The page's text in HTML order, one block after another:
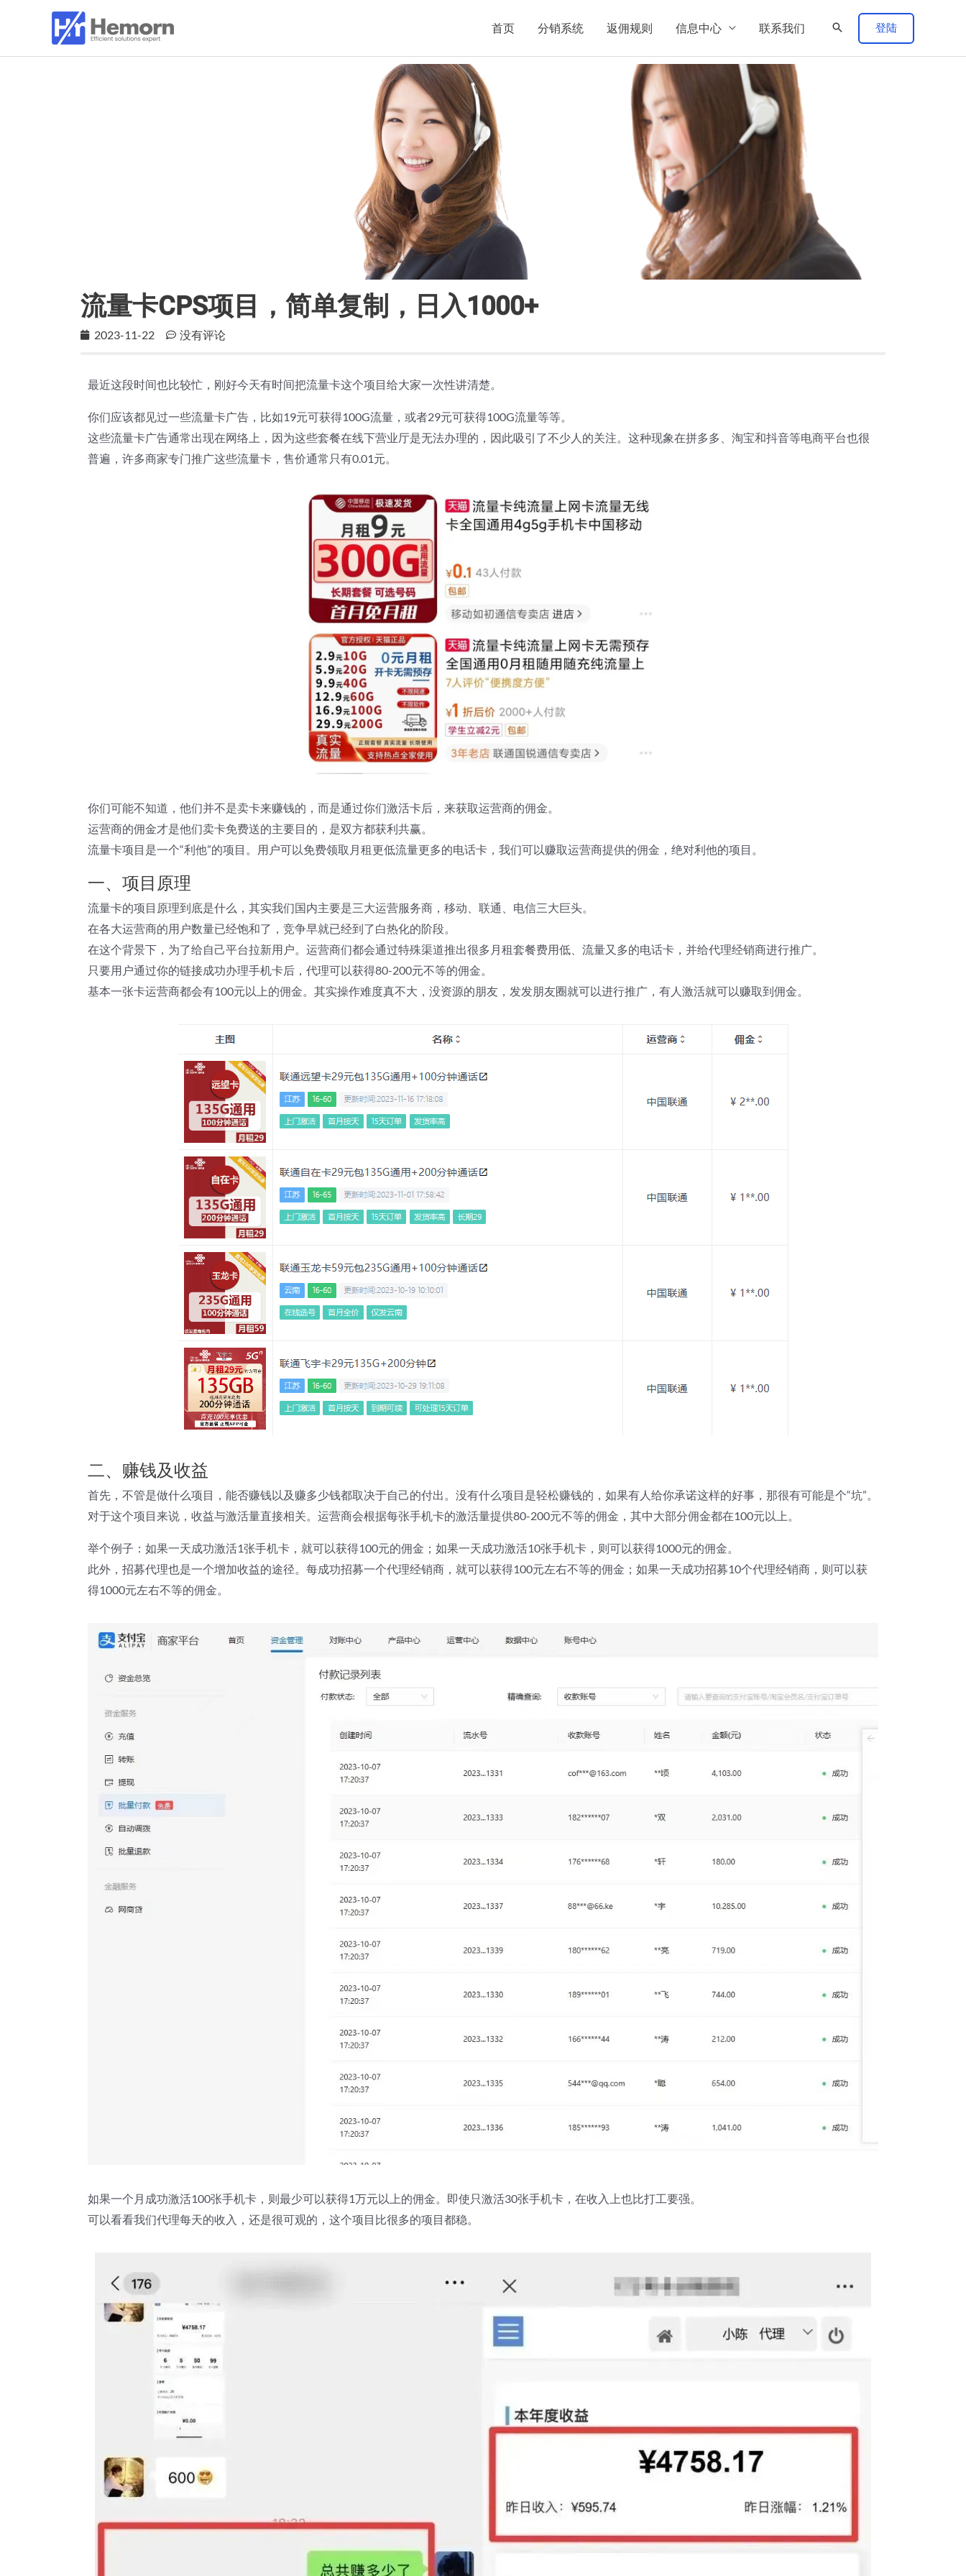
首页 分销系统 返佣规则 信息中心 联系我们 登陆
流量卡CPS项目，简单复制，日入1000+
2023-11-22 没有评论
最近这段时间也比较忙，刚好今天有时间把流量卡这个项目给大家一次性讲清楚。
你们应该都见过一些流量卡广告，比如19元可获得100G流量，或者29元可获得100G流量等等。
这些流量卡广告通常出现在网络上，因为这些套餐在线下营业厅是无法办理的，因此吸引了不少人的关注。这种现象在拼多多、淘宝和抖音等电商平台也很
普遍，许多商家专门推广这些流量卡，售价通常只有0.01元。
你们可能不知道，他们并不是卖卡来赚钱的，而是通过你们激活卡后，来获取运营商的佣金。
运营商的佣金才是他们卖卡免费送的主要目的，是双方都获利共赢。
流量卡项目是一个“利他”的项目。用户可以免费领取月租更低流量更多的电话卡，我们可以赚取运营商提供的佣金，绝对利他的项目。
一、项目原理
流量卡的项目原理到底是什么，其实我们国内主要是三大运营服务商，移动、联通、电信三大巨头。
在各大运营商的用户数量已经饱和了，竞争早就已经到了白热化的阶段。
在这个背景下，为了给自己平台拉新用户。运营商们都会通过特殊渠道推出很多月租套餐费用低、流量又多的电话卡，并给代理经销商进行推广。
只要用户通过你的链接成功办理手机卡后，代理可以获得80-200元不等的佣金。
基本一张卡运营商都会有100元以上的佣金。其实操作难度真不大，没资源的朋友，发发朋友圈就可以进行推广，有人激活就可以赚取到佣金。
二、赚钱及收益
首先，不管是做什么项目，能否赚钱以及赚多少钱都取决于自己的付出。没有什么项目是轻松赚钱的，如果有人给你承诺这样的好事，那很有可能是个“坑”。
对于这个项目来说，收益与激活量直接相关。运营商会根据每张手机卡的激活量提供80-200元不等的佣金，其中大部分佣金都在100元以上。
举个例子：如果一天成功激活1张手机卡，就可以获得100元的佣金；如果一天成功激活10张手机卡，则可以获得1000元的佣金。
此外，招募代理也是一个增加收益的途径。每成功招募一个代理经销商，就可以获得100元左右不等的佣金；如果一天成功招募10个代理经销商，则可以获
得1000元左右不等的佣金。
如果一个月成功激活100张手机卡，则最少可以获得1万元以上的佣金。即使只激活30张手机卡，在收入上也比打工要强。
可以看看我们代理每天的收入，还是很可观的，这个项目比很多的项目都稳。